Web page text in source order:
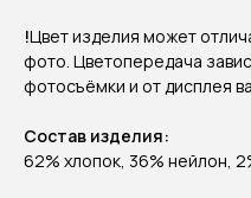
!Цвет изделия может
фото. Цветопередача
фотосъёмки и от дисплея
Состав изделия:
62% хлопок, 36% нейлон,